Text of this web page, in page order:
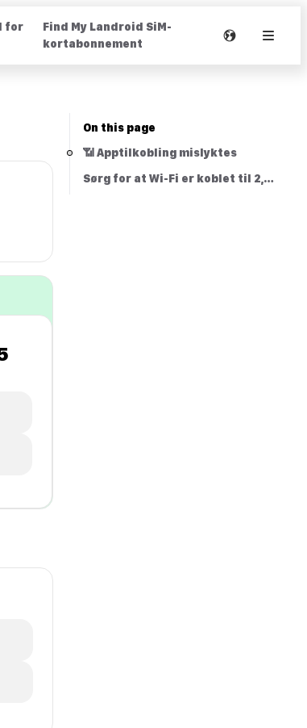
for
Find My Landroid SiM-
kortabonnement
On this page
📶 Apptilkobling mislyktes
Sørg for at Wi-Fi er koblet til 2,4 Ghz-